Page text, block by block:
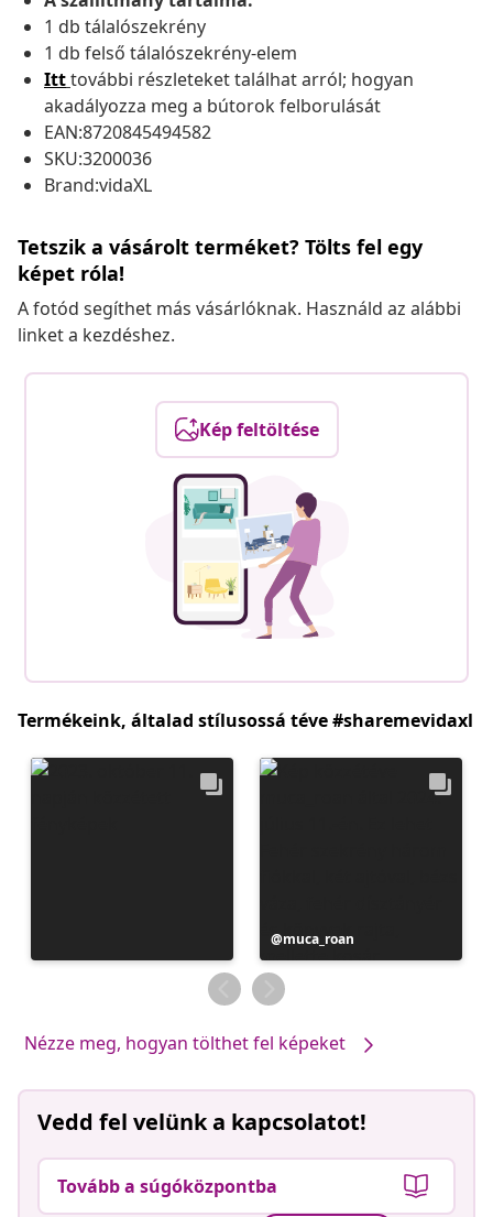
1 db tálalószekrény
1 db felső tálalószekrény-elem
Itttovábbi részleteket találhat arról; hogyan
akadályozza meg a bútorok felborulását
EAN:8720845494582
SKU:3200036
Brand:vidaXL
Tetszik a vásárolt terméket? Tölts fel egy
képet róla!
A fotód segíthet más vásárlóknak. Használd az alábbi
linket a kezdéshez.
Kép feltöltése
Termékeink, általad stílusossá téve #sharemevidaxl
Bejegyzés
közzétevője
muca_roan
Nézze meg, hogyan tölthet fel képeket
Vedd fel velünk a kapcsolatot!
Tovább a súgóközpontba